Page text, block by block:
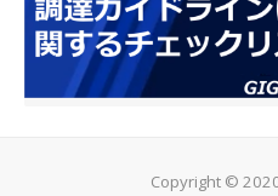
Copyright © 2020